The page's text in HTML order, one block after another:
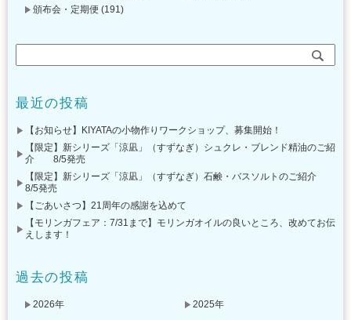
頒布会・定期便 (191)
最近の投稿
【お知らせ】KIYATAの小物作りワークショップ、募集開始！
【限定】新シリーズ「涼凪」（すずなぎ）シュクレ・ブレンド精油のご紹
介 8/5発売
【限定】新シリーズ「涼凪」（すずなぎ）石鹸・バスソルトのご紹介
8/5発売
【ごあいさつ】21周年の感謝を込めて
【モリンガフェア：7/31まで】モリンガオイルの良いところ、改めてお伝
えします！
過去の投稿
2026年
2025年